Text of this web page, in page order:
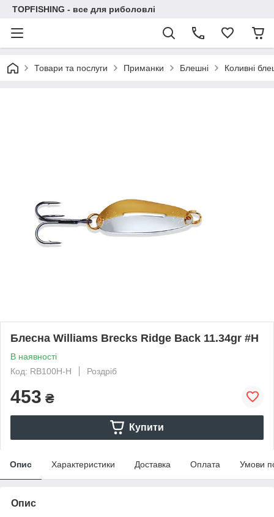
TOPFISHING - все для риболовлі
Товари та послуги Приманки Блешні Коливні
Блесна Williams Brecks Ridge Back 11.34gr #H
В наявності
Код: RB100H-H
Роздріб
453 ₴
Купити
Опис Характеристики Доставка Оплата Умови
Опис